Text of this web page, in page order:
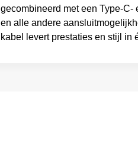
gecombineerd met een Type-
en alle andere
kabel levert prestaties en stijl in